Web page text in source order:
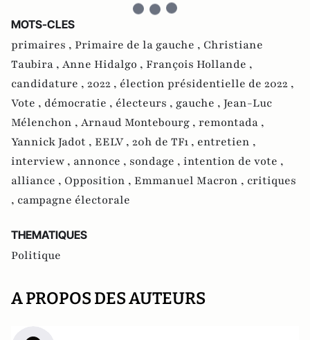
MOTS-CLES
primaires , Primaire de la gauche , Christiane
Taubira , Anne Hidalgo , François Hollande ,
candidature , 2022 , élection présidentielle de 2022 ,
Vote , démocratie , électeurs , gauche , Jean-Luc
Mélenchon , Arnaud Montebourg , remontada ,
Yannick Jadot , EELV , 20h de TF1 , entretien ,
interview , annonce , sondage , intention de vote ,
alliance , Opposition , Emmanuel Macron , critiques
, campagne électorale
THEMATIQUES
Politique
A PROPOS DES AUTEURS